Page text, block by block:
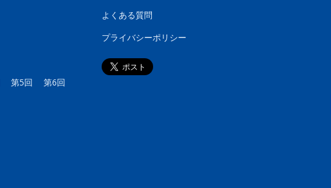
第5回
第6回
よくある質問
プライバシーポリシー